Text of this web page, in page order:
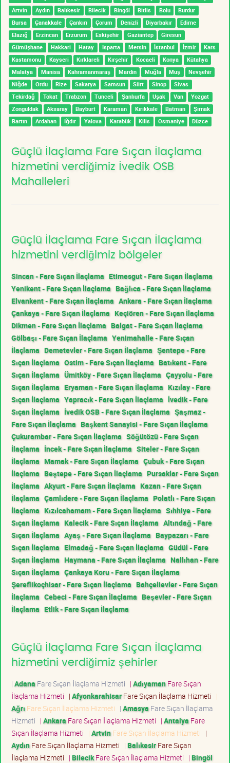
Artvin
Aydın Balıkesir Bilecik Bingöl Bitlis Bolu
Burdur
Bursa
Çanakkale Çankırı Çorum Denizli Diyarbakır
Edirne
Elazığ
Erzincan Erzurum Eskişehir Gaziantep
Giresun
Gümüşhane
Hakkari Hatay Isparta Mersin İstanbul İzmir
Kars
Kastamonu
Kayseri Kırklareli Kırşehir Kocaeli Konya
Kütahya
Malatya
Manisa Kahramanmaraş Mardin Muğla Muş
Nevşehir
Niğde
Ordu Rize Sakarya Samsun Siirt Sinop
Sivas
Tekirdağ
Tokat Trabzon Tunceli Şanlıurfa Uşak Van
Yozgat
Zonguldak
Aksaray Bayburt Karaman Kırıkkale Batman
Şırnak
Bartın
Ardahan Iğdır Yalova Karabük Kilis Osmaniye Düzce
Güçlü İlaçlama Fare Sıçan İlaçlama
hizmetini verdiğimiz İvedik OSB
Mahalleleri
Güçlü İlaçlama Fare Sıçan İlaçlama
hizmetini verdiğimiz bölgeler
Sincan - Fare Sıçan İlaçlama Etimesgut - Fare Sıçan İlaçlama
Yenikent - Fare Sıçan İlaçlama Bağlıca - Fare Sıçan İlaçlama
Elvankent - Fare Sıçan İlaçlama Ankara - Fare Sıçan İlaçlama
Çankaya - Fare Sıçan İlaçlama Keçiören - Fare Sıçan İlaçlama
Dikmen - Fare Sıçan İlaçlama Balgat - Fare Sıçan İlaçlama
Gölbaşı - Fare Sıçan İlaçlama Yenimahalle - Fare Sıçan
İlaçlama Demetevler - Fare Sıçan İlaçlama Şentepe - Fare
Sıçan İlaçlama Ostim - Fare Sıçan İlaçlama Batıkent - Fare
Sıçan İlaçlama Ümitköy - Fare Sıçan İlaçlama Çayyolu - Fare
Sıçan İlaçlama Eryaman - Fare Sıçan İlaçlama Kızılay - Fare
Sıçan İlaçlama Yapracık - Fare Sıçan İlaçlama İvedik - Fare
Sıçan İlaçlama İvedik OSB - Fare Sıçan İlaçlama Şaşmaz -
Fare Sıçan İlaçlama Başkent Sanayisi - Fare Sıçan İlaçlama
Çukurambar - Fare Sıçan İlaçlama Söğütözü - Fare Sıçan
İlaçlama İncek - Fare Sıçan İlaçlama Siteler - Fare Sıçan
İlaçlama Mamak - Fare Sıçan İlaçlama Çubuk - Fare Sıçan
İlaçlama Beştepe - Fare Sıçan İlaçlama Pursaklar - Fare Sıçan
İlaçlama Akyurt - Fare Sıçan İlaçlama Kazan - Fare Sıçan
İlaçlama Çamlıdere - Fare Sıçan İlaçlama Polatlı - Fare Sıçan
İlaçlama Kızılcahamam - Fare Sıçan İlaçlama Sıhhiye - Fare
Sıçan İlaçlama Kalecik - Fare Sıçan İlaçlama Altındağ - Fare
Sıçan İlaçlama Ayaş - Fare Sıçan İlaçlama Baypazarı - Fare
Sıçan İlaçlama Elmadağ - Fare Sıçan İlaçlama Güdül - Fare
Sıçan İlaçlama Haymana - Fare Sıçan İlaçlama Nallıhan - Fare
Sıçan İlaçlama Çankaya Koru - Fare Sıçan İlaçlama
Şereflikoçhisar - Fare Sıçan İlaçlama Bahçelievler - Fare Sıçan
İlaçlama Cebeci - Fare Sıçan İlaçlama Beşevler - Fare Sıçan
İlaçlama Etlik - Fare Sıçan İlaçlama
Güçlü İlaçlama Fare Sıçan İlaçlama
hizmetini verdiğimiz şehirler
| Adana Fare Sıçan İlaçlama Hizmeti | AdıyamanFare Sıçan
İlaçlama Hizmeti | AfyonkarahisarFare Sıçan İlaçlama Hizmeti |
Ağrı Fare Sıçan İlaçlama Hizmeti | Amasya Fare Sıçan İlaçlama
Hizmeti | Ankara Fare Sıçan İlaçlama Hizmeti | Antalya Fare
Sıçan İlaçlama Hizmeti | ArtvinFare Sıçan İlaçlama Hizmeti |
AydınFare Sıçan İlaçlama Hizmeti | BalıkesirFare Sıçan
İlaçlama Hizmeti | BilecikFare Sıçan İlaçlama Hizmeti | Bingöl